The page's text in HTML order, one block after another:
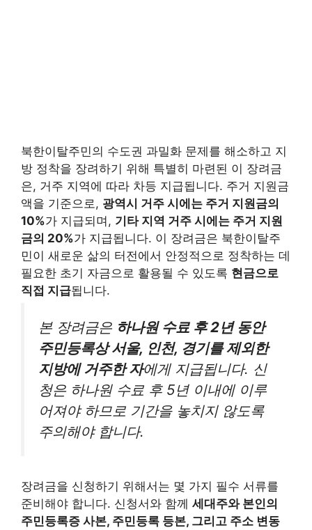
북한이탈주민의 수도권 과밀화 문제를 해소하고 지
방 정착을 장려하기 위해 특별히 마련된 이 장려금
은, 거주 지역에 따라 차등 지급됩니다. 주거 지원금
액을 기준으로, 광역시 거주 시에는 주거 지원금의
10%가 지급되며, 기타 지역 거주 시에는 주거 지원
금의 20%가 지급됩니다. 이 장려금은 북한이탈주
민이 새로운 삶의 터전에서 안정적으로 정착하는 데
필요한 초기 자금으로 활용될 수 있도록 현금으로
직접 지급됩니다.
본 장려금은 하나원 수료 후 2년 동안
주민등록상 서울, 인천, 경기를 제외한
지방에 거주한 자에게 지급됩니다. 신
청은 하나원 수료 후 5년 이내에 이루
어져야 하므로 기간을 놓치지 않도록
주의해야 합니다.
장려금을 신청하기 위해서는 몇 가지 필수 서류를
준비해야 합니다. 신청서와 함께 세대주와 본인의
주민등록증 사본, 주민등록 등본, 그리고 주소 변동